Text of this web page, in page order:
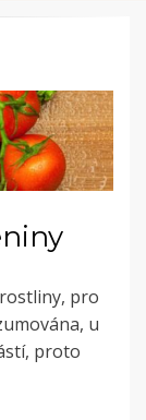
pro
u
proto